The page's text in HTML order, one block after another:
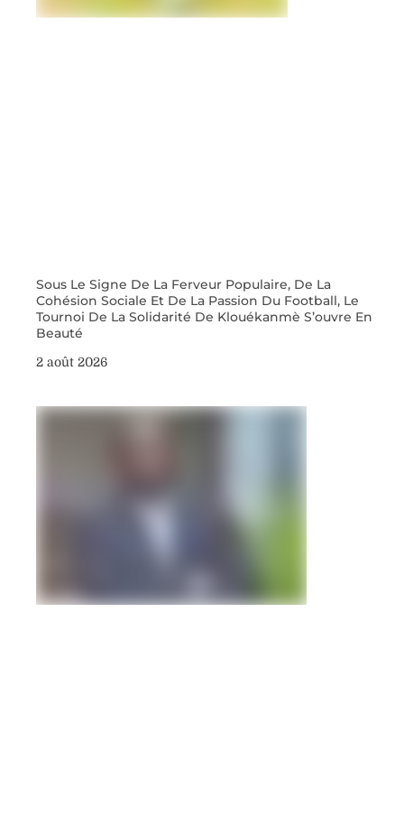
Sous Le Signe De La Ferveur Populaire, De La
Cohésion Sociale Et De La Passion Du Football, Le
Tournoi De La Solidarité De Klouékanmè S’ouvre En
Beauté
2 août 2026